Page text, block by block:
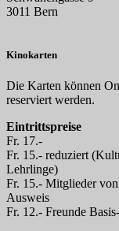
3011 Bern
Kinokarten
Die Karten können
reserviert werden.
Eintrittspreise
Fr. 17.-
Fr. 15.- reduziert
Lehrlinge)
Fr. 15.- Mitglieder
Ausweis
Fr. 12.- Freunde